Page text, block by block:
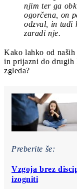
njim ter ga
ogorčena, on
odzval, in tudi
zaradi nje.
Kako lahko od
in prijazni do drugih
zgleda?
Preberite še:
Vzgoja brez
izogniti